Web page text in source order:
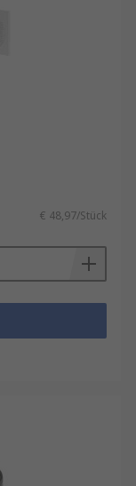
€ 48,97/Stück